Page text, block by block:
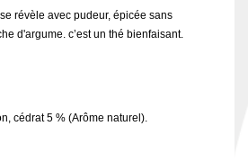
révèle avec pudeur, épicée sans
d'argume. c’est un thé bienfaisant.
cédrat 5 % (Arôme naturel).